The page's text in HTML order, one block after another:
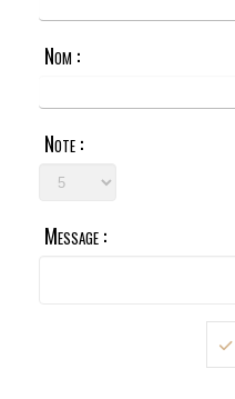
Nom :
Note :
Message :